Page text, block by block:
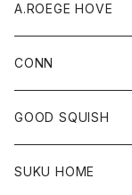
A.ROEGE HOVE
CONN
CONN
GOOD SQUISH
SUKU HOME